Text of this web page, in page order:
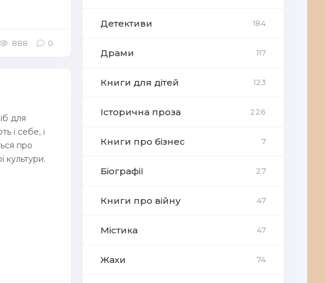
888 0
для
і себе, і
про
культури.
Детективи 184
Драми 117
Книги для дітей 123
Історична проза 226
Книги про бізнес 7
Біографії 27
Книги про війну 47
Містика 47
Жахи 74